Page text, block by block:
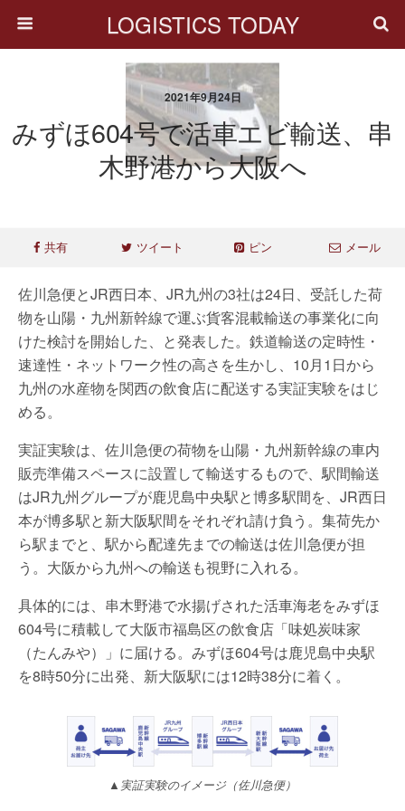
LOGISTICS TODAY
2021年9月24日
みずほ604号で活車エビ輸送、串
木野港から大阪へ
共有 ツイート ピン メール
佐川急便とJR西日本、JR九州の3社は24日、受託した荷
物を山陽・九州新幹線で運ぶ貨客混載輸送の事業化に向
けた検討を開始した、と発表した。鉄道輸送の定時性・
速達性・ネットワーク性の高さを生かし、10月1日から
九州の水産物を関西の飲食店に配送する実証実験をはじ
める。
実証実験は、佐川急便の荷物を山陽・九州新幹線の車内
販売準備スペースに設置して輸送するもので、駅間輸送
はJR九州グループが鹿児島中央駅と博多駅間を、JR西日
本が博多駅と新大阪駅間をそれぞれ請け負う。集荷先か
ら駅までと、駅から配達先までの輸送は佐川急便が担
う。大阪から九州への輸送も視野に入れる。
具体的には、串木野港で水揚げされた活車海老をみずほ
604号に積載して大阪市福島区の飲食店「味処炭味家
（たんみや）」に届ける。みずほ604号は鹿児島中央駅
を8時50分に出発、新大阪駅には12時38分に着く。
▲実証実験のイメージ（佐川急便）